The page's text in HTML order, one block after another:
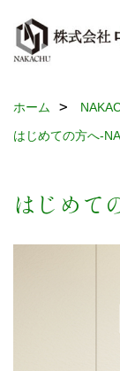
ホーム
はじめての方へ-
はじめて